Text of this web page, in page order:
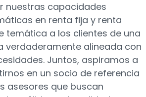
nuestras capacidades
en renta fija y renta
temática a los clientes de una
verdaderamente alineada con
Juntos, aspiramos a
en un socio de referencia
asesores que buscan